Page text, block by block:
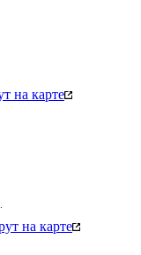
на карте
на карте